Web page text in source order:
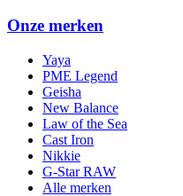
Onze merken
Yaya
PME Legend
Geisha
New Balance
Law of the Sea
Cast Iron
Nikkie
G-Star RAW
Alle merken